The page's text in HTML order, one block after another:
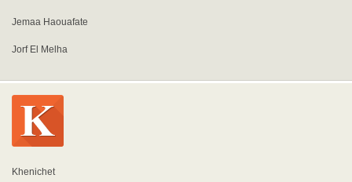
Jemaa Haouafate
Jorf El Melha
Khenichet